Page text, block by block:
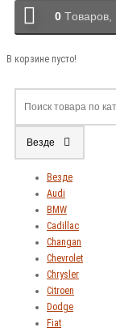
0 Tоваров,
В корзине пусто!
Везде
Везде
Audi
BMW
Cadillac
Changan
Chevrolet
Chrysler
Citroen
Dodge
Fiat